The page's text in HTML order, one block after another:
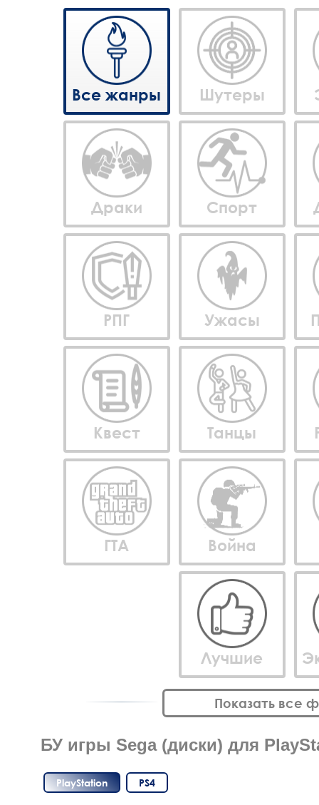
Все жанры Шутеры
Драки Спорт
РПГ Ужасы
Квест Танцы
ГТА Война
Лучшие
Показать все
БУ игры Sega (диски) для
PlayStation PS4